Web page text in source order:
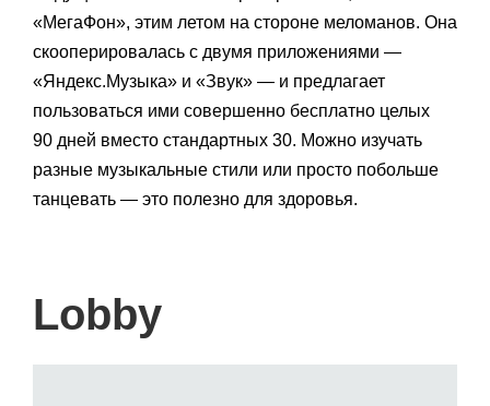
«МегаФон», этим летом на стороне меломанов. Она
скооперировалась с двумя приложениями —
«Яндекс.Музыка» и «Звук» — и предлагает
пользоваться ими совершенно бесплатно целых
90 дней вместо стандартных 30. Можно изучать
разные музыкальные стили или просто побольше
танцевать — это полезно для здоровья.
Lobby